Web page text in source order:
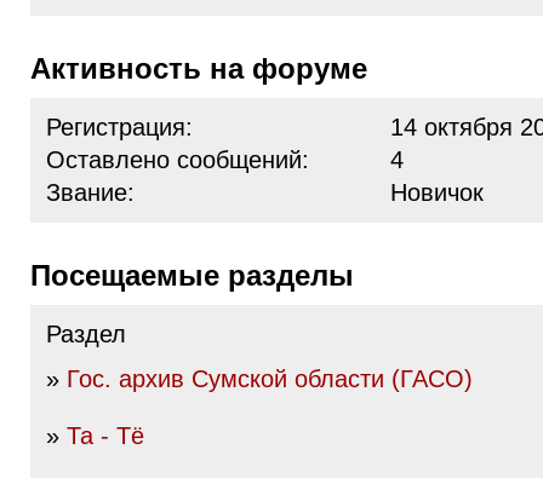
Активность на форуме
Регистрация:
14 октября
Оставлено сообщений:
4
Звание:
Новичок
Посещаемые разделы
Раздел
» Гос. архив Сумской области (ГАСО)
» Та - Тё